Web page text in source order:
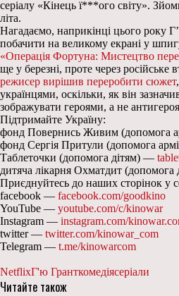
серіалу «Кінець ї***ого світу».
літа.
Нагадаємо, наприкінці цього року
побачити на великому екрані у
«Операція Фортуна: Мистецтво
ще у березні, проте через російське
режисер вирішив переробити сюжет
українцями, оскільки, як він
зображувати героями, а не
Підтримайте Україну:
фонд Повернись Живим (допомога
фонд Сергія Притули (допомога
Таблеточки (допомога дітям) —
дитяча лікарня Охматдит
Приєднуйтесь до наших сторінок у
facebook — facebook.com/goodkino
YouTube — youtube.com/c/kinowar
Instagram — instagram.com/
twitter — twitter.com/kinowar_com
Telegram — t.me/kinowarcom
NetflixГ'ю Гранткомедіясеріали
Читайте також